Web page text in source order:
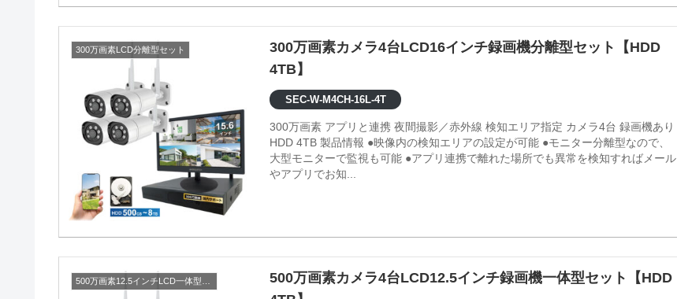
300万画素LCD分離型セット
300万画素カメラ4台LCD16インチ録画機分離型セット【HDD
4TB】
SEC-W-M4CH-16L-4T
300万画素 アプリと連携 夜間撮影／赤外線 検知エリア指定 カメラ4台 録画機あり
HDD 4TB 製品情報 ●映像内の検知エリアの設定が可能 ●モニター分離型なので、
大型モニターで監視も可能 ●アプリ連携で離れた場所でも異常を検知すればメール
やアプリでお知...
500万画素カメラ4台LCD12.5インチ録画機一体型セット【HDD